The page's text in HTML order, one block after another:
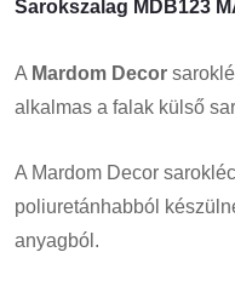
Sarokszalag MDB123
A Mardom Decor
alkalmas a falak külső
A Mardom Decor
poliuretánhabból
anyagból.